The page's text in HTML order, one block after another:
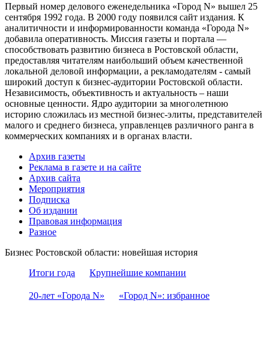
Первый номер делового еженедельника «Город N» вышел 25
сентября 1992 года. В 2000 году появился сайт издания. К
аналитичности и информированности команда «Города N»
добавила оперативность. Миссия газеты и портала —
способствовать развитию бизнеса в Ростовской области,
предоставляя читателям наибольший объем качественной
локальной деловой информации, а рекламодателям - самый
широкий доступ к бизнес-аудитории Ростовской области.
Независимость, объективность и актуальность – наши
основные ценности. Ядро аудитории за многолетнюю
историю сложилась из местной бизнес-элиты, представителей
малого и среднего бизнеса, управленцев различного ранга в
коммерческих компаниях и в органах власти.
Архив газеты
Реклама в газете и на сайте
Архив сайта
Мероприятия
Подписка
Об издании
Правовая информация
Разное
Бизнес Ростовской области: новейшая история
Итоги года
Крупнейшие компании
20-лет «Города N» «Город N»: избранное